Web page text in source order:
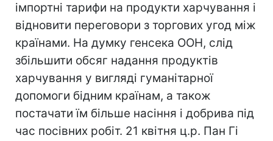
імпортні тарифи на продукти харчування і
відновити переговори з торгових угод між
країнами. На думку генсека ООН, слід
збільшити обсяг надання продуктів
харчування у вигляді гуманітарної
допомоги бідним країнам, а також
постачати їм більше насіння і добрива під
час посівних робіт. 21 квітня ц.р. Пан Гі